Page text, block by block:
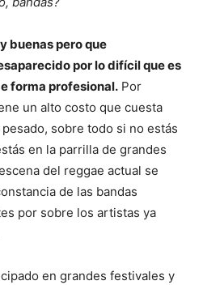
buenas pero que
por lo difícil que es
forma profesional. Por
un alto costo que cuesta
sobre todo si no estás
en la parrilla de grandes
del reggae actual se
de las bandas
por sobre los artistas ya
en grandes festivales y